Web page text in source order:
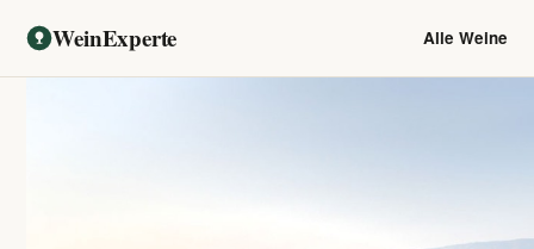
WeinExperte Alle Weine